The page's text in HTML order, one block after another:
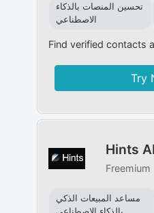
تحسين المنصات بالذكاء
الاصطناعي
Find verified contacts
Try
Hints AI
Freemium
مساعد المبيعات الذكي